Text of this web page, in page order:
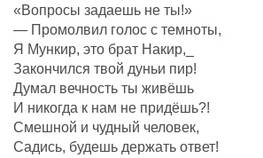
«Вопросы задаешь не ты!»
— Промолвил голос с темноты,
Я Мункир, это брат Накир,_
Закончился твой дуньи пир!
Думал вечность ты живёшь
И никогда к нам не придёшь?!
Смешной и чудный человек,
Садись, будешь держать ответ!